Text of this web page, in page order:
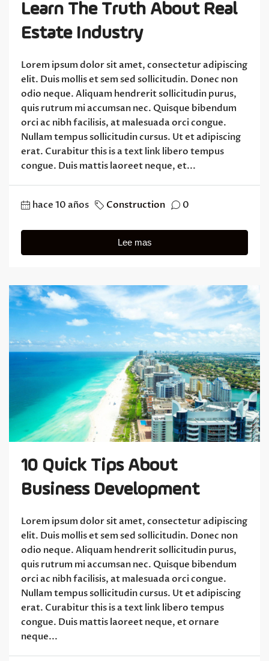
Learn The Truth About Real
Estate Industry
Lorem ipsum dolor sit amet, consectetur adipiscing
elit. Duis mollis et sem sed sollicitudin. Donec non
odio neque. Aliquam hendrerit sollicitudin purus,
quis rutrum mi accumsan nec. Quisque bibendum
orci ac nibh facilisis, at malesuada orci congue.
Nullam tempus sollicitudin cursus. Ut et adipiscing
erat. Curabitur this is a text link libero tempus
congue. Duis mattis laoreet neque, et...
hace 10 años Construction 0
Lee mas
10 Quick Tips About
Business Development
Lorem ipsum dolor sit amet, consectetur adipiscing
elit. Duis mollis et sem sed sollicitudin. Donec non
odio neque. Aliquam hendrerit sollicitudin purus,
quis rutrum mi accumsan nec. Quisque bibendum
orci ac nibh facilisis, at malesuada orci congue.
Nullam tempus sollicitudin cursus. Ut et adipiscing
erat. Curabitur this is a text link libero tempus
congue. Duis mattis laoreet neque, et ornare
neque...